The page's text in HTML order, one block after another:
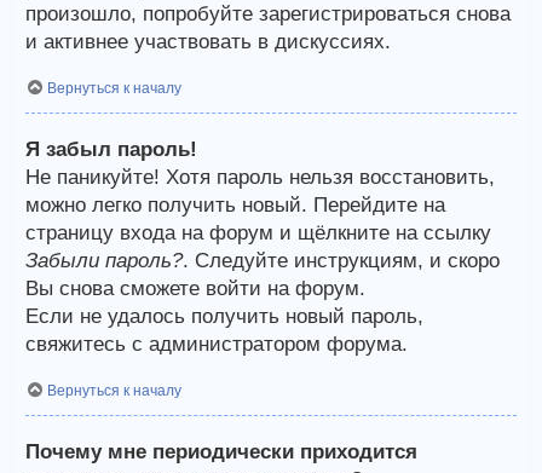
произошло, попробуйте зарегистрироваться снова
и активнее участвовать в дискуссиях.
Вернуться к началу
Я забыл пароль!
Не паникуйте! Хотя пароль нельзя восстановить,
можно легко получить новый. Перейдите на
страницу входа на форум и щёлкните на ссылку
Забыли пароль?. Следуйте инструкциям, и скоро
Вы снова сможете войти на форум.
Если не удалось получить новый пароль,
свяжитесь с администратором форума.
Вернуться к началу
Почему мне периодически приходится